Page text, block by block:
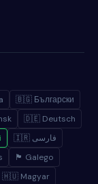
🇧🇬 Български
🇩🇪 Deutsch
🇮🇷 فارسی
🏴 Galego
🇭🇺 Magyar